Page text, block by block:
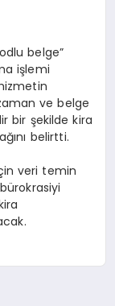
belge”
işlemi
ve belge
bir şekilde kira
belirtti.
veri temin